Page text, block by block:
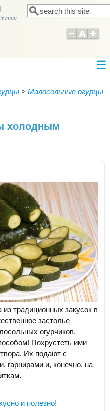
Форма поиска
Поиск
> Малосольные огурцы
холодным
традиционных закусок в
застолье
огурчиков,
Похрустеть ими
Их подают с
и, конечно, на
и полезно!